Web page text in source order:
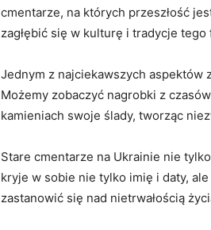
cmentarze, na ⁢których przeszłość
⁣zagłębić się ⁤w kulturę i tradycje
Jednym z najciekawszych
Możemy‍ zobaczyć nagrobki z
kamieniach ⁣swoje ślady, tworząc
Stare cmentarze na Ukrainie nie
kryje w sobie nie tylko imię i daty,
zastanowić się nad nietrwałością